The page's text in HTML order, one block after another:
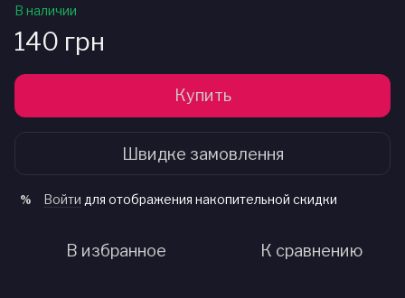
В наличии
140 грн
Купить
Швидке замовлення
% Войти для отображения накопительной скидки
В избранное К сравнению